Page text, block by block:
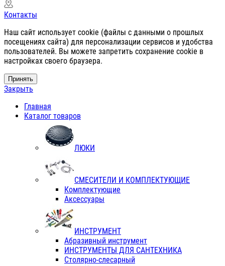
Контакты
Наш сайт использует cookie (файлы с данными о прошлых
посещениях сайта) для персонализации сервисов и удобства
пользователей. Вы можете запретить сохранение cookie в
настройках своего браузера.
Принять
Закрыть
Главная
Каталог товаров
ЛЮКИ
СМЕСИТЕЛИ И КОМПЛЕКТУЮЩИЕ
Комплектующие
Аксессуары
ИНСТРУМЕНТ
Абразивный инструмент
ИНСТРУМЕНТЫ ДЛЯ САНТЕХНИКА
Столярно-слесарный